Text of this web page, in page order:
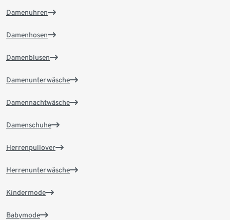
Damenuhren
Damenhosen
Damenblusen
Damenunterwäsche
Damennachtwäsche
Damenschuhe
Herrenpullover
Herrenunterwäsche
Kindermode
Babymode